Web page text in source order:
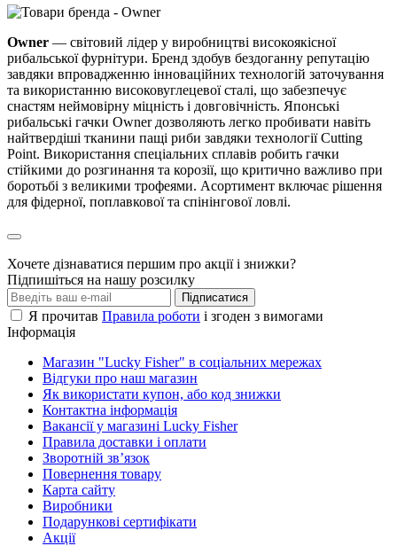
Owner — світовий лідер у виробництві високоякісної
рибальської фурнітури. Бренд здобув бездоганну репутацію
завдяки впровадженню інноваційних технологій заточування
та використанню високовуглецевої сталі, що забезпечує
снастям неймовірну міцність і довговічність. Японські
рибальські гачки Owner дозволяють легко пробивати навіть
найтвердіші тканини пащі риби завдяки технології Cutting
Point. Використання спеціальних сплавів робить гачки
стійкими до розгинання та корозії, що критично важливо при
боротьбі з великими трофеями. Асортимент включає рішення
для фідерної, поплавкової та спінінгової ловлі.
Хочете дізнаватися першим про акції і знижки?
Підпишіться на нашу розсилку
Підписатися
Я прочитав Правила роботи і згоден з вимогами
Інформація
Магазин "Lucky Fisher" в соціальних мережах
Відгуки про наш магазин
Як використати купон, або код знижки
Контактна інформація
Вакансії у магазині Lucky Fisher
Правила доставки і оплати
Зворотній зв’язок
Повернення товару
Карта сайту
Виробники
Подарункові сертифікати
Акції